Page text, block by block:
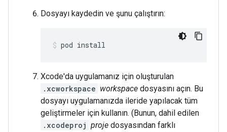
Dosyayı kaydedin ve şunu çalıştırın:
pod install
Xcode'da uygulamanız için oluşturulan
.xcworkspace workspace dosyasını açın. Bu
dosyayı uygulamanızda ileride yapılacak tüm
geliştirmeler için kullanın. (Bunun, dahil edilen
.xcodeproj proje dosyasından farklı